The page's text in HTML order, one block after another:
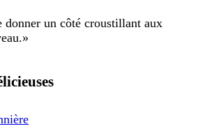
donner un côté croustillant aux
»